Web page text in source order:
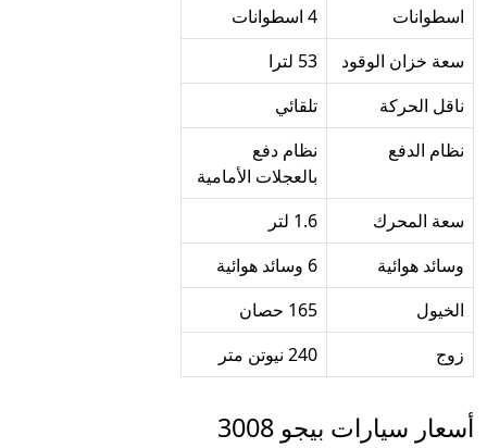
اسطوانات
4 اسطوانات
سعة خزان الوقود
53 لترا
ناقل الحركة
تلقائي
نظام الدفع
نظام دفع
بالعجلات الأمامية
سعة المحرك
1.6 لتر
وسائد هوائية
6 وسائد هوائية
الخيول
165 حصان
زوج
240 نيوتن متر
أسعار سيارات بيجو 3008